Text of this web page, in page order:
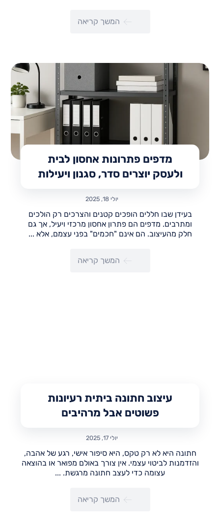
המשך קריאה
מדפים פתרונות אחסון לבית
ולעסק יוצרים סדר, סגנון ויעילות
יולי 18, 2025
בעידן שבו חללים הופכים קטנים והצרכים רק הולכים
ומתרבים. מדפים הם פתרון אחסון מרכזי ויעיל, אך גם
חלק מהעיצוב. הם אינם "חכמים" בפני עצמם, אלא ...
המשך קריאה
עיצוב חתונה ביתית רעיונות
פשוטים אבל מרהיבים
יולי 17, 2025
חתונה היא לא רק טקס, היא סיפור אישי, רגע של אהבה,
והזדמנות לביטוי עצמי. אין צורך באולם מפואר או בהוצאה
עצומה כדי לעצב חתונה מרגשת. ...
המשך קריאה